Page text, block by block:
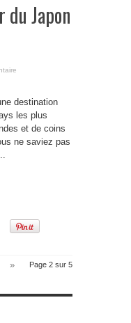
du Japon
destination
les plus
et de coins
ne saviez pas
Page 2 sur 5
»